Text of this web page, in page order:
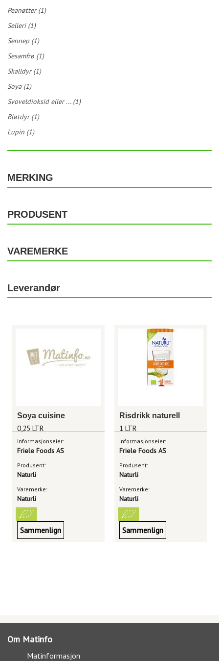
Peanøtter (1)
Selleri (1)
Sennep (1)
Sesamfrø (1)
Skalldyr (1)
Soya (1)
Svoveldioksid eller ... (1)
Bløtdyr (1)
Lupin (1)
MERKING
PRODUSENT
VAREMERKE
Leverandør
Soya cuisine
0,25 LTR
Informasjonseier:
Friele Foods AS
Produsent:
Naturli
Varemerke:
Naturli
Sammenlign
Risdrikk naturell
1 LTR
Informasjonseier:
Friele Foods AS
Produsent:
Naturli
Varemerke:
Naturli
Sammenlign
Om Matinfo
Matinformasjon